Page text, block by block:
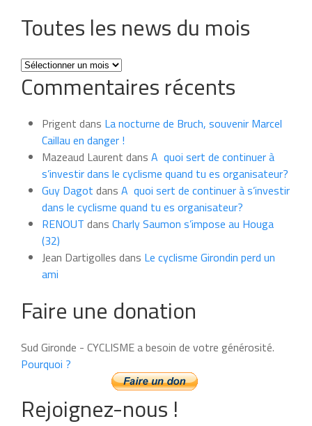
Toutes les news du mois
Toutes
les
news
mois
Commentaires récents
Prigent dans La nocturne de Bruch, souvenir Marcel
Caillau en danger !
Mazeaud Laurent dans A quoi sert de continuer à
s’investir dans le cyclisme quand tu es organisateur?
Guy Dagot dans A quoi sert de continuer à s’investir
dans le cyclisme quand tu es organisateur?
RENOUT dans Charly Saumon s’impose au Houga
(32)
Jean Dartigolles dans Le cyclisme Girondin perd un
ami
Faire une donation
Sud Gironde - CYCLISME a besoin de votre générosité.
Pourquoi ?
Rejoignez-nous !